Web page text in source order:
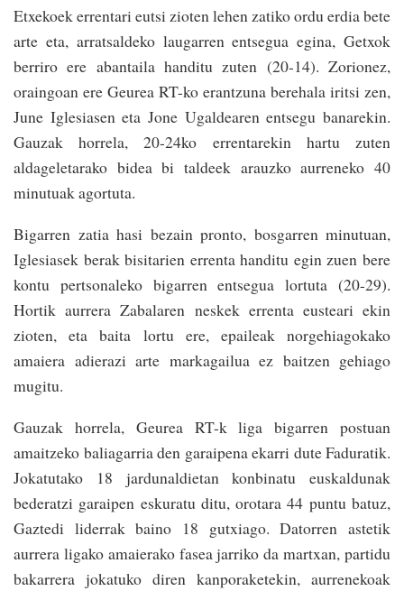
Etxekoek errentari eutsi zioten lehen zatiko ordu erdia bete
arte eta, arratsaldeko laugarren entsegua egina, Getxok
berriro ere abantaila handitu zuten (20-14). Zorionez,
oraingoan ere Geurea RT-ko erantzuna berehala iritsi zen,
June Iglesiasen eta Jone Ugaldearen entsegu banarekin.
Gauzak horrela, 20-24ko errentarekin hartu zuten
aldageletarako bidea bi taldeek arauzko aurreneko 40
minutuak agortuta.
Bigarren zatia hasi bezain pronto, bosgarren minutuan,
Iglesiasek berak bisitarien errenta handitu egin zuen bere
kontu pertsonaleko bigarren entsegua lortuta (20-29).
Hortik aurrera Zabalaren neskek errenta eusteari ekin
zioten, eta baita lortu ere, epaileak norgehiagokako
amaiera adierazi arte markagailua ez baitzen gehiago
mugitu.
Gauzak horrela, Geurea RT-k liga bigarren postuan
amaitzeko baliagarria den garaipena ekarri dute Faduratik.
Jokatutako 18 jardunaldietan konbinatu euskaldunak
bederatzi garaipen eskuratu ditu, orotara 44 puntu batuz,
Gaztedi liderrak baino 18 gutxiago. Datorren astetik
aurrera ligako amaierako fasea jarriko da martxan, partidu
bakarrera jokatuko diren kanporaketekin, aurrenekoak